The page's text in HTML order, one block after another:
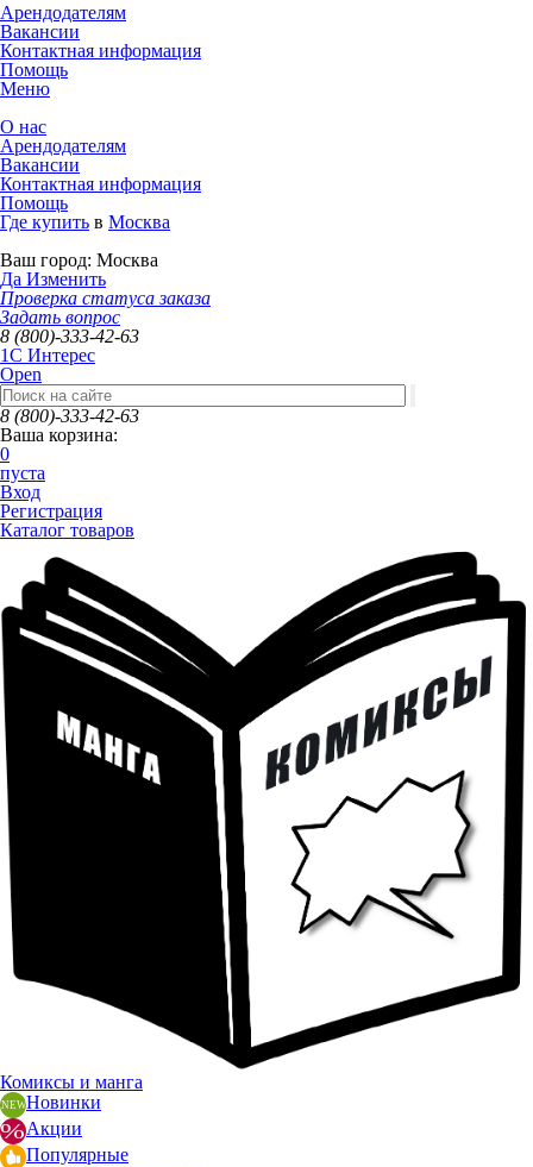
Арендодателям
Вакансии
Контактная информация
Помощь
Меню
О нас
Арендодателям
Вакансии
Контактная информация
Помощь
Где купить в Москва
Ваш город: Москва
Да Изменить
Проверка статуса заказа
Задать вопрос
8 (800)-333-42-63
1C Интерес
Open
8 (800)-333-42-63
Ваша корзина:
0
пуста
Вход
Регистрация
Каталог товаров
Комиксы и манга
Новинки
Акции
Популярные